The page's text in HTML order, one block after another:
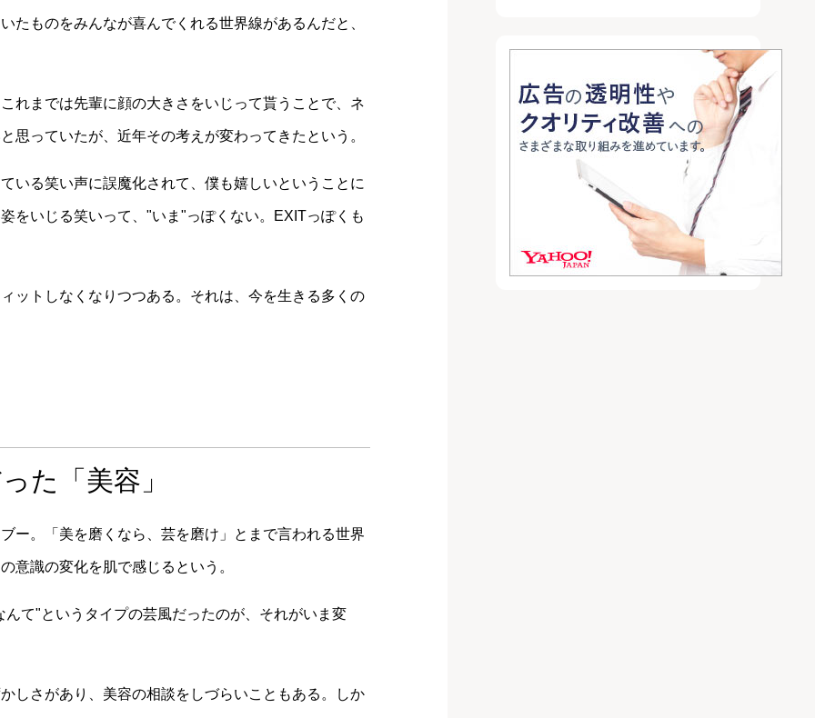
たものをみんなが喜んでくれる世界線があるんだと、
れまでは先輩に顔の大きさをいじって貰うことで、ネ
思っていたが、近年その考えが変わってきたという。
いる笑い声に誤魔化されて、僕も嬉しいということに
をいじる笑いって、"いま"っぽくない。EXITっぽくも
ットしなくなりつつある。それは、今を生きる多くの
た「美容」
ー。「美を磨くなら、芸を磨け」とまで言われる世界
意識の変化を肌で感じるという。
て"というタイプの芸風だったのが、それがいま変
しさがあり、美容の相談をしづらいこともある。しか